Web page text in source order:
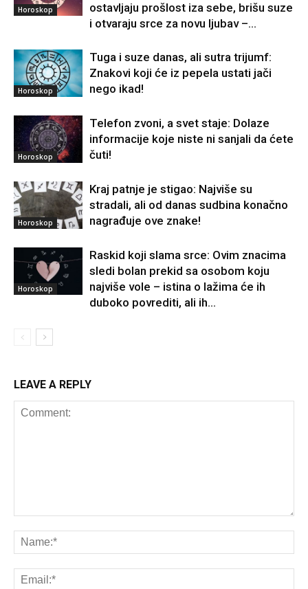
Horoskop
ostavljaju prošlost iza sebe, brišu suze
i otvaraju srce za novu ljubav –...
Horoskop
Tuga i suze danas, ali sutra trijumf:
Znakovi koji će iz pepela ustati jači
nego ikad!
Horoskop
Telefon zvoni, a svet staje: Dolaze
informacije koje niste ni sanjali da ćete
čuti!
Horoskop
Kraj patnje je stigao: Najviše su
stradali, ali od danas sudbina konačno
nagrađuje ove znake!
Horoskop
Raskid koji slama srce: Ovim znacima
sledi bolan prekid sa osobom koju
najviše vole – istina o lažima će ih
duboko povrediti, ali ih...
LEAVE A REPLY